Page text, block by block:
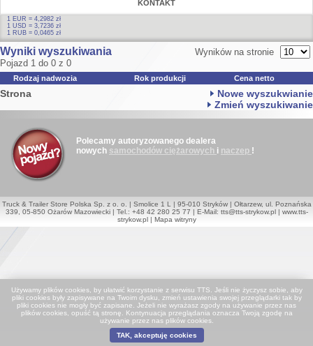
KONTAKT
1 EUR = 4,2982 zł
1 USD = 3,7236 zł
1 RUB = 0,0465 zł
Wyniki wyszukiwania
Pojazd 1 do 0 z 0
Wyników na stronie
Rodzaj nadwozia Rok produkcji Cena netto
Strona
Nowe wyszukwianie
Zmień wyszukiwanie
Polecamy autoryzowanego dealera
nowych samochodów ciężarowych i naczep !
Truck & Trailer Store Polska Sp. z o. o. | Smolice 1 L | 95-010 Stryków | Ołtarzew, ul. Poznańska
339, 05-850 Ożarów Mazowiecki | Tel.: +48 42 280 25 77 | E-Mail: tts@tts-strykow.pl| www.tts-
strykow.pl| Mapa witryny
Używamy plików cookies, by ułatwić korzystanie z serwisu TTS. Jeśli nie życzysz sobie, aby
pliki cookies były zapisywane na Twoim dysku, zmień ustawienia swojej przeglądarki tak by
pliki cookies nie mogły być zapisane. Jeżeli nie wyrażasz zgody na używanie przez nas
plików cookies, opuść tą stronę. Kontynuacja przeglądania oznacza Twoją zgodę na
używanie przez nas plików cookies.
TAK, akceptuję cookies